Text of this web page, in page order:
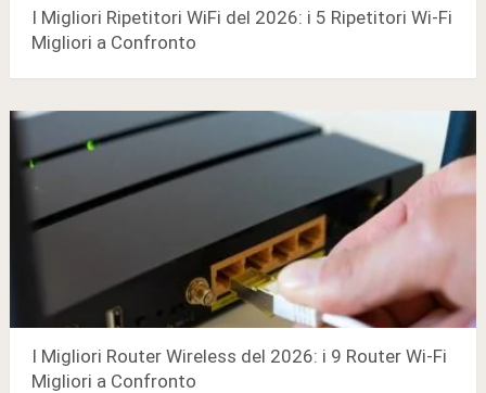
I Migliori Ripetitori WiFi del 2026: i 5 Ripetitori Wi-Fi
Migliori a Confronto
I Migliori Router Wireless del 2026: i 9 Router Wi-Fi
Migliori a Confronto